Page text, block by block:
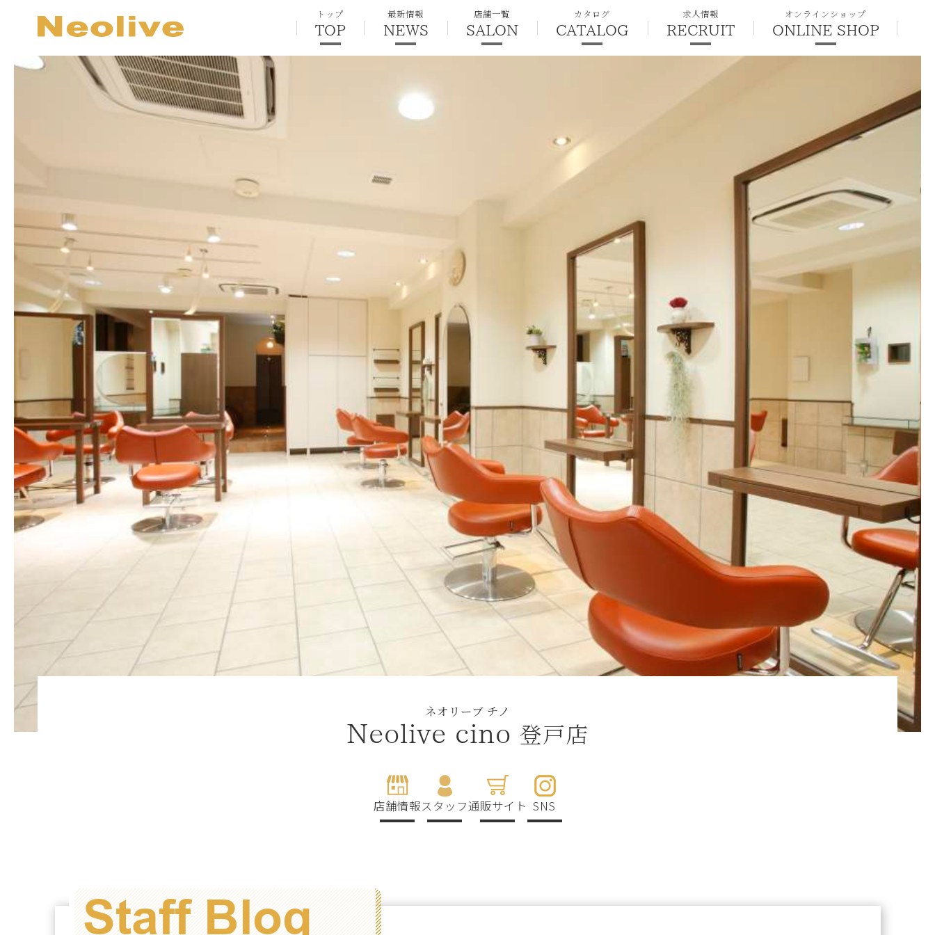
トップ
TOP
最新情報
NEWS
店舗一覧
SALON
カタログ
CATALOG
求人情報
RECRUIT
オンラインショップ
ONLINE SHOP
ネオリーブ チノ
Neolive cino 登戸店
店舗情報スタッフ通販サイト SNS
Staff Blog